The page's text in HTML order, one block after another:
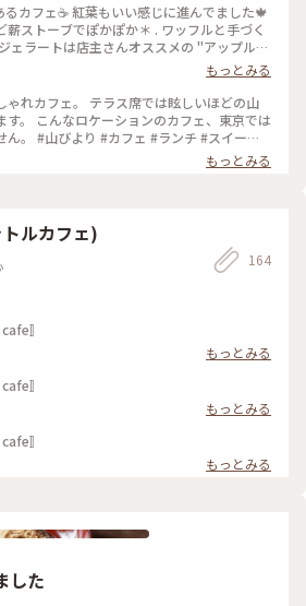
カフェ☕️ 紅葉もいい感じに進んでました🍁
薪ストーブでぽかぽか＊ . ワッフルと手づく
ェラートは店主さんオススメの "アップルパ
た🍎 りんごのコンポートとサクサクのパイ
しかったです💕 . ワッフルだけど飲み物はお
きなのです。笑
もっとみる
ゃれカフェ。 テラス席では眩しいほどの山
、東京では
#スイーツ #
もっとみる
ルカフェ)
164
〛
もっとみる
〛
もっとみる
〛
もっとみる
した